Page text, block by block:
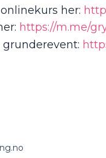
her:
https://m.me/